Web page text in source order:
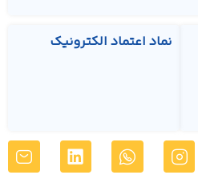
نماد اعتماد الکترونیک